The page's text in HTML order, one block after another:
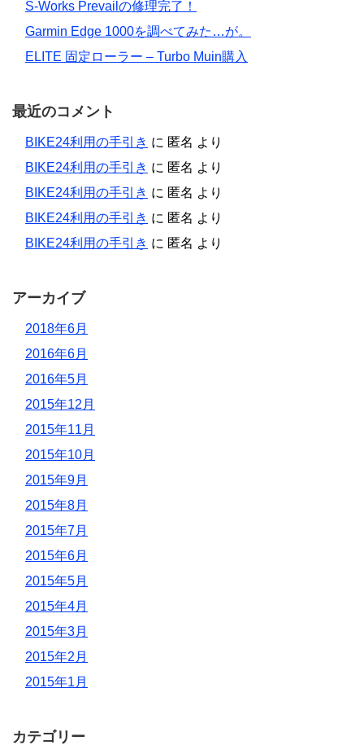
S-Works Prevailの修理完了！
Garmin Edge 1000を調べてみた…が。
ELITE 固定ローラー – Turbo Muin購入
最近のコメント
BIKE24利用の手引き に 匿名 より
BIKE24利用の手引き に 匿名 より
BIKE24利用の手引き に 匿名 より
BIKE24利用の手引き に 匿名 より
BIKE24利用の手引き に 匿名 より
アーカイブ
2018年6月
2016年6月
2016年5月
2015年12月
2015年11月
2015年10月
2015年9月
2015年8月
2015年7月
2015年6月
2015年5月
2015年4月
2015年3月
2015年2月
2015年1月
カテゴリー